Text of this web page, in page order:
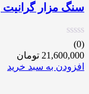
سنگ مزار گرانیت
(0)
21,600,000 تومان
افزودن به سبد خرید